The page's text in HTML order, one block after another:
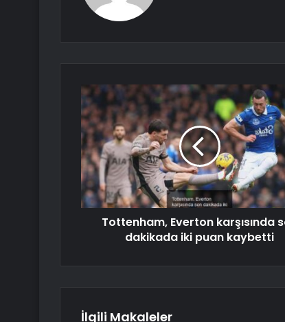
Tottenham, Everton karşısında
dakikada iki puan kaybetti
İlgili Makaleler